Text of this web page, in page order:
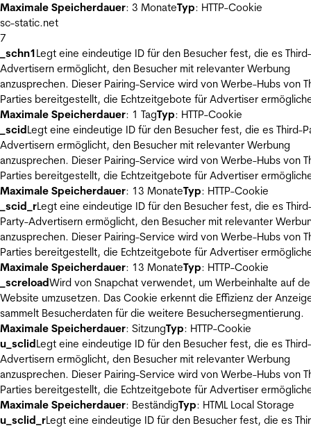
Maximale Speicherdauer: 3 MonateTyp: HTTP-Cookie
sc-static.net
7
_schn1Legt eine eindeutige ID für den Besucher fest, die es
Advertisern ermöglicht, den Besucher mit relevanter Werbung
anzusprechen. Dieser Pairing-Service wird von Werbe-Hubs von
Parties bereitgestellt, die Echtzeitgebote für Advertiser
Maximale Speicherdauer: 1 TagTyp: HTTP-Cookie
_scidLegt eine eindeutige ID für den Besucher fest, die es Third-
Advertisern ermöglicht, den Besucher mit relevanter Werbung
anzusprechen. Dieser Pairing-Service wird von Werbe-Hubs von
Parties bereitgestellt, die Echtzeitgebote für Advertiser
Maximale Speicherdauer: 13 MonateTyp: HTTP-Cookie
_scid_rLegt eine eindeutige ID für den Besucher fest, die es
Party-Advertisern ermöglicht, den Besucher mit relevanter
anzusprechen. Dieser Pairing-Service wird von Werbe-Hubs von
Parties bereitgestellt, die Echtzeitgebote für Advertiser
Maximale Speicherdauer: 13 MonateTyp: HTTP-Cookie
_screloadWird von Snapchat verwendet, um Werbeinhalte auf
Website umzusetzen. Das Cookie erkennt die Effizienz der
sammelt Besucherdaten für die weitere Besuchersegmentierung.
Maximale Speicherdauer: SitzungTyp: HTTP-Cookie
u_sclidLegt eine eindeutige ID für den Besucher fest, die es
Advertisern ermöglicht, den Besucher mit relevanter Werbung
anzusprechen. Dieser Pairing-Service wird von Werbe-Hubs von
Parties bereitgestellt, die Echtzeitgebote für Advertiser
Maximale Speicherdauer: BeständigTyp: HTML Local Storage
u_sclid_rLegt eine eindeutige ID für den Besucher fest, die es